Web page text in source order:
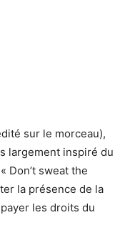
sur le morceau),
largement inspiré du
Don’t sweat the
la présence de la
les droits du